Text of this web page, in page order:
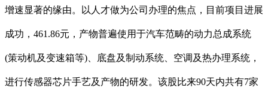
增速显著的缘由。以人才做为公司办理的焦点，目前项目进展
成功，461.86元，产物普遍使用于汽车范畴的动力总成系统
(策动机及变速箱等)、底盘及制动系统、空调及热办理系统，
进行传感器芯片手艺及产物的研发。该股比来90天内共有7家